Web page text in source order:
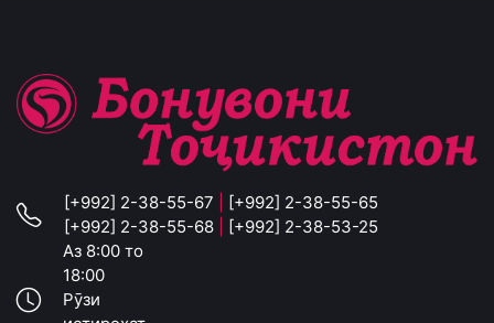
[+992] 2-38-55-67
[+992] 2-38-55-65
[+992] 2-38-55-68
[+992] 2-38-53-25
Аз 8:00 то
18:00
Рӯзи